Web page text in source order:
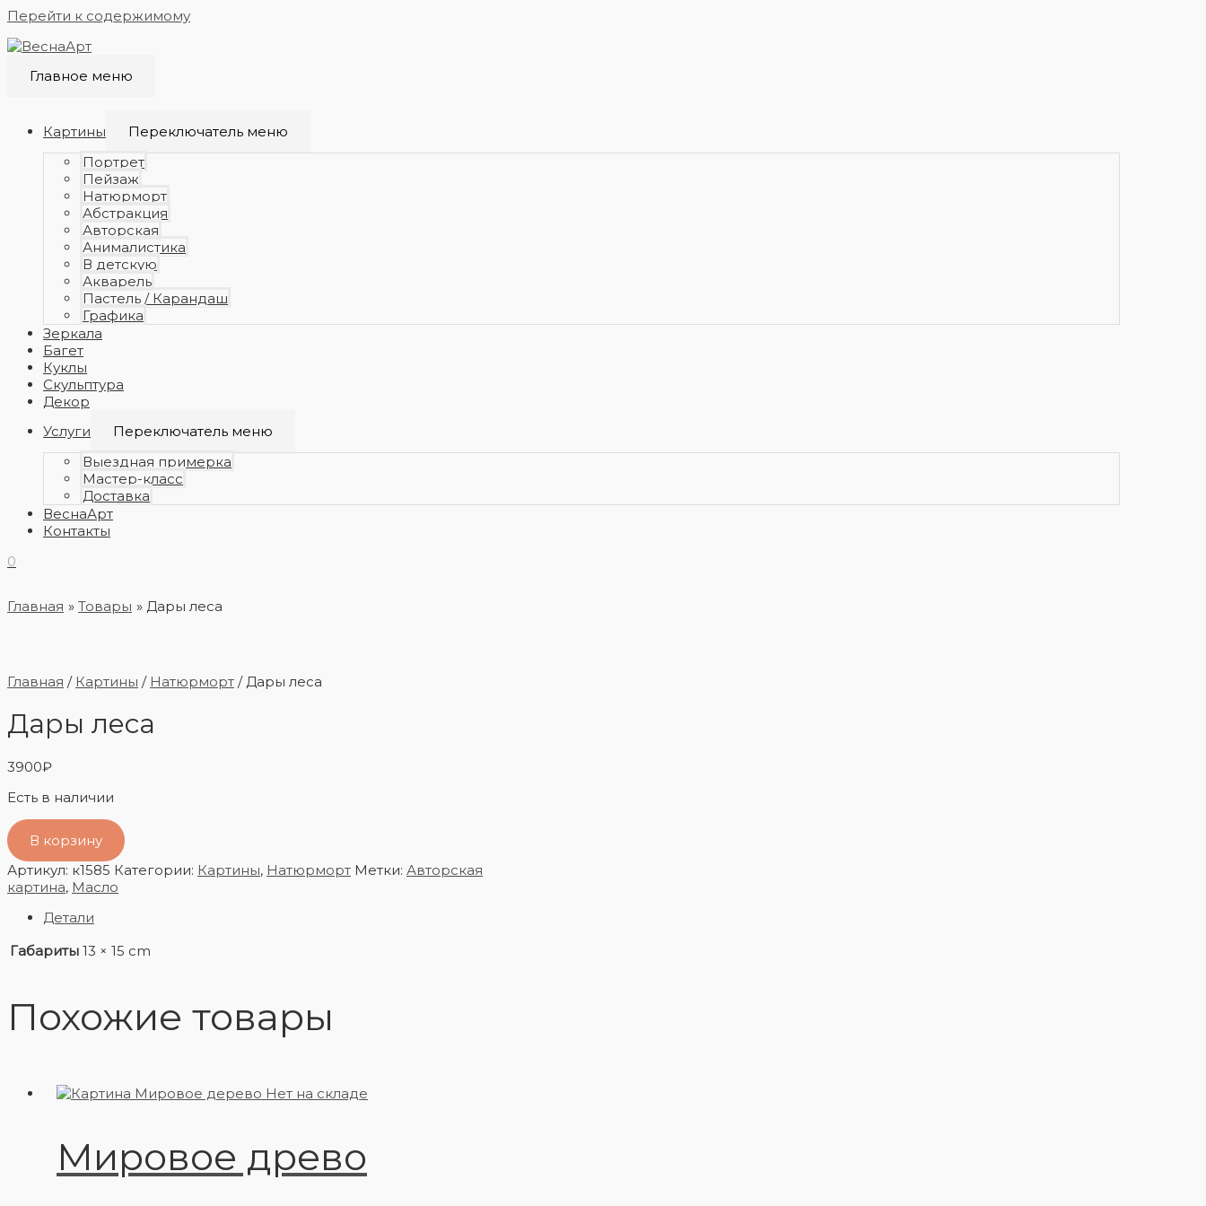
Перейти к содержимому
Главное меню
Картины
Переключатель меню
Портрет
Пейзаж
Натюрморт
Абстракция
Авторская
Анималистика
В детскую
Акварель
Пастель / Карандаш
Графика
Зеркала
Багет
Куклы
Скульптура
Декор
Услуги
Переключатель меню
Выездная примерка
Мастер-класс
Доставка
ВеснаАрт
Контакты
0
Главная Товары Дары леса
Главная / Картины / Натюрморт / Дары леса
Дары леса
3900₽
Есть в наличии
В корзину
Артикул: к1585 Категории: Картины, Натюрморт Метки: Авторская
картина, Масло
Детали
Габариты 13 × 15 cm
Похожие товары
Нет на складе
Мировое древо